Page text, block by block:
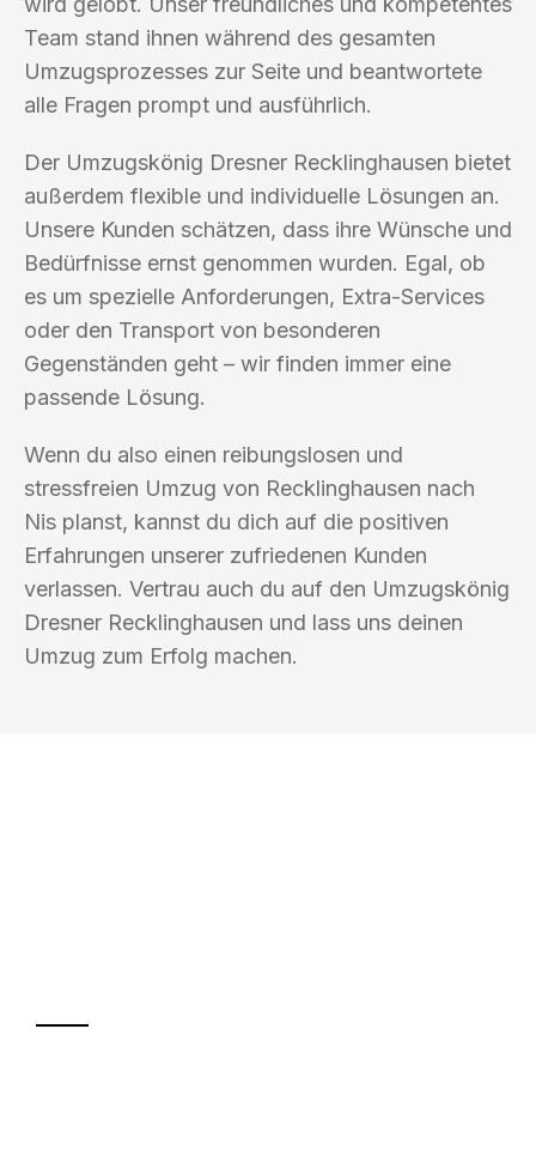
Team stand ihnen während des gesamten
Umzugsprozesses zur Seite und beantwortete
alle Fragen prompt und ausführlich.
Der Umzugskönig Dresner Recklinghausen bietet
außerdem flexible und individuelle Lösungen an.
Unsere Kunden schätzen, dass ihre Wünsche und
Bedürfnisse ernst genommen wurden. Egal, ob
es um spezielle Anforderungen, Extra-Services
oder den Transport von besonderen
Gegenständen geht – wir finden immer eine
passende Lösung.
Wenn du also einen reibungslosen und
stressfreien Umzug von Recklinghausen nach
Nis planst, kannst du dich auf die positiven
Erfahrungen unserer zufriedenen Kunden
verlassen. Vertrau auch du auf den Umzugskönig
Dresner Recklinghausen und lass uns deinen
Umzug zum Erfolg machen.